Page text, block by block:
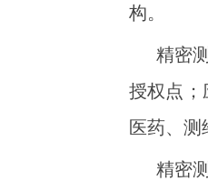
构。
精密
授权点；
医药、
精密